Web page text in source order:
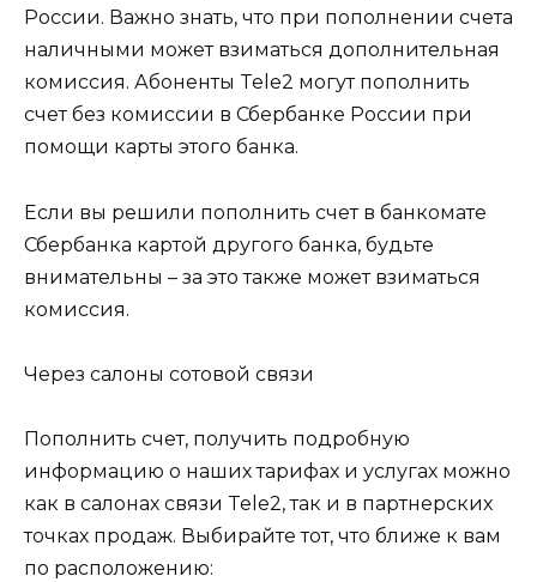
России. Важно знать, что при пополнении счета
наличными может взиматься дополнительная
комиссия. Абоненты Tele2 могут пополнить
счет без комиссии в Сбербанке России при
помощи карты этого банка.
Если вы решили пополнить счет в банкомате
Сбербанка картой другого банка, будьте
внимательны – за это также может взиматься
комиссия.
Через салоны сотовой связи
Пополнить счет, получить подробную
информацию о наших тарифах и услугах можно
как в салонах связи Tele2, так и в партнерских
точках продаж. Выбирайте тот, что ближе к вам
по расположению: